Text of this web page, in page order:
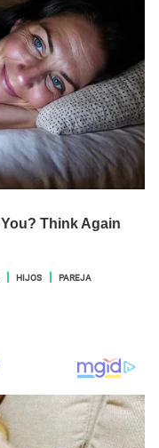
HIJOS PAREJA